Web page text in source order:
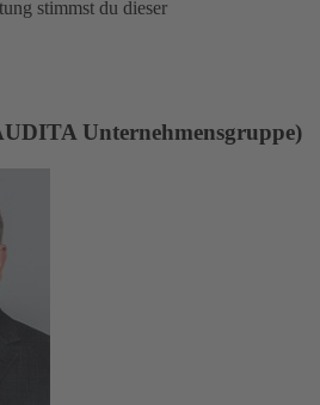
stimmst du dieser
Unternehmensgruppe)